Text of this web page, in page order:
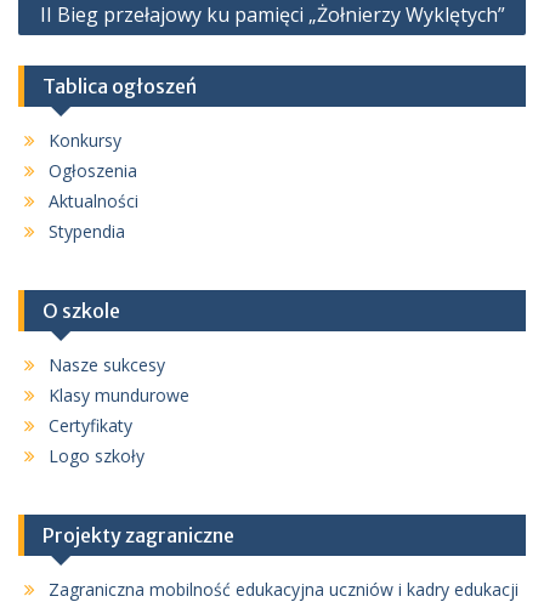
II Bieg przełajowy ku pamięci „Żołnierzy Wyklętych”
Tablica ogłoszeń
Konkursy
Ogłoszenia
Aktualności
Stypendia
O szkole
Nasze sukcesy
Klasy mundurowe
Certyfikaty
Logo szkoły
Projekty zagraniczne
Zagraniczna mobilność edukacyjna uczniów i kadry edukacji